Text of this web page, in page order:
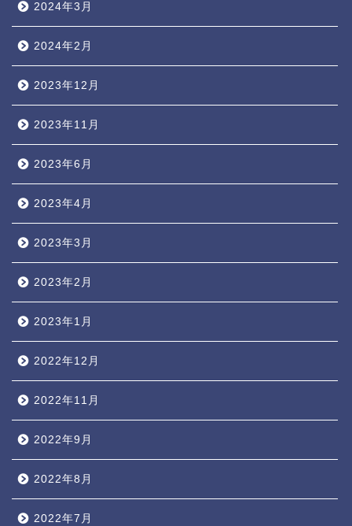
2024年3月
2024年2月
2023年12月
2023年11月
2023年6月
2023年4月
2023年3月
2023年2月
2023年1月
2022年12月
2022年11月
2022年9月
2022年8月
2022年7月